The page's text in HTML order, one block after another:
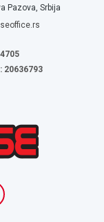
Pazova, Srbija
20636793